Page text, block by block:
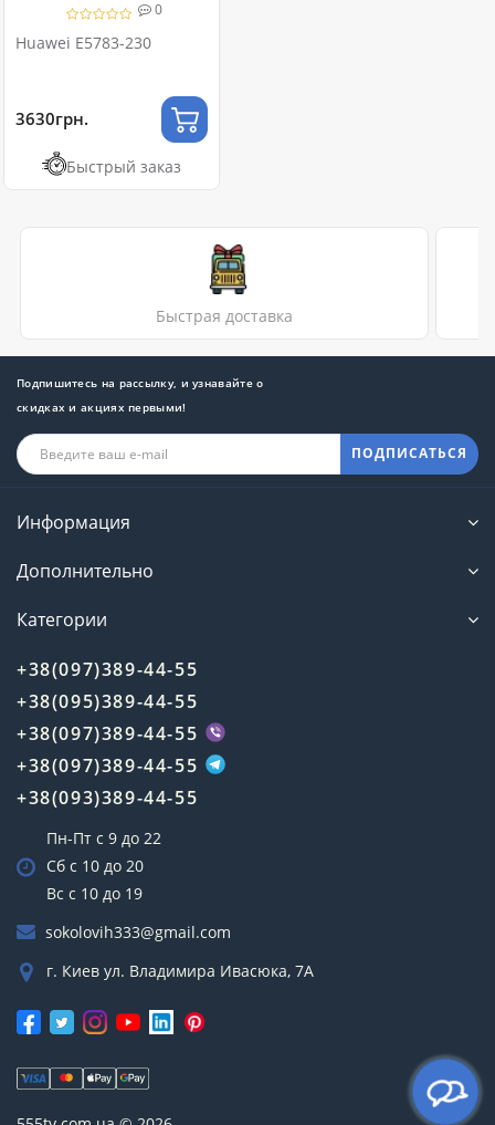
0
Huawei E5783-230
3630грн.
Быстрый заказ
Быстрая доставка
Подпишитесь на рассылку, и узнавайте о
скидках и акциях первыми!
ПОДПИСАТЬСЯ
Информация
Дополнительно
Категории
+38(097)389-44-55
+38(095)389-44-55
+38(097)389-44-55
+38(097)389-44-55
+38(093)389-44-55
Пн-Пт с 9 до 22
Сб с 10 до 20
Вс с 10 до 19
sokolovih333@gmail.com
г. Киев ул. Владимира Ивасюка, 7А